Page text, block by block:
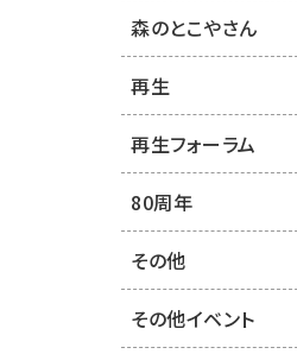
森のとこやさん
再生
再生フォーラム
80周年
その他
その他イベント